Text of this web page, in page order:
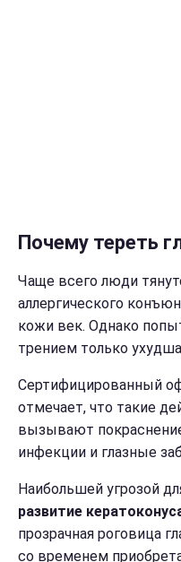
Почему тереть
Чаще всего люди
аллергического
кожи век. Однако
трением только
Сертифицированный
отмечает, что такие
вызывают
инфекции и глазные
Наибольшей угрозой
развитие
прозрачная роговица
со временем